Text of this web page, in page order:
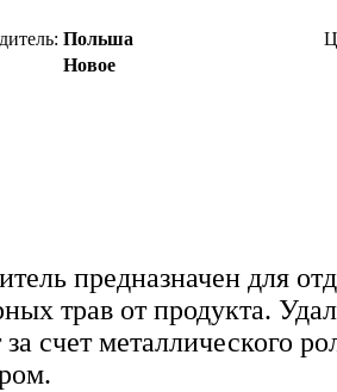
Польша
Новое
предназначен для
трав от продукта.
счет металлического